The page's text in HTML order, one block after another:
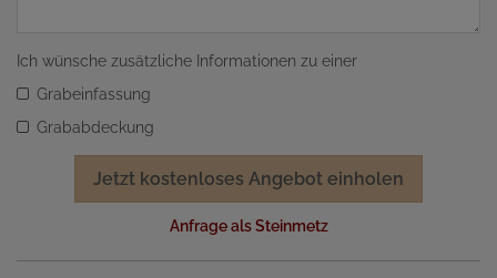
Ich wünsche zusätzliche Informationen zu einer
Grabeinfassung
Grababdeckung
Jetzt kostenloses Angebot einholen
Anfrage als Steinmetz